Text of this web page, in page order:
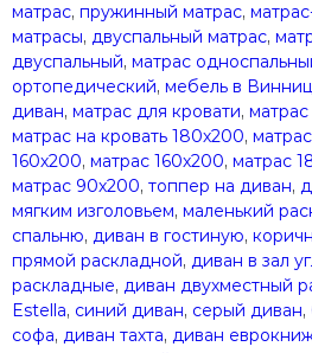
матрас, пружинный матрас,
матрасы, двуспальный матрас,
двуспальный, матрас
ортопедический, мебель в
диван, матрас для кровати,
матрас на кровать 180х200,
160х200, матрас 160х200, матрас
матрас 90х200, топпер на диван,
мягким изголовьем, маленький
спальню, диван в гостиную,
прямой раскладной, диван в зал
раскладные, диван двухместный
Estella, синий диван, серый диван,
софа, диван тахта, диван